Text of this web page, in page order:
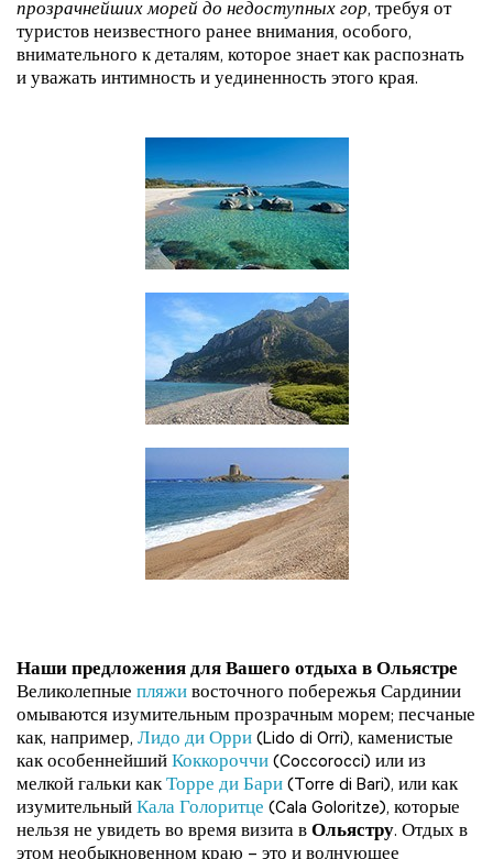
прозрачнейших морей до недоступных гор, требуя от
туристов неизвестного ранее внимания, особого,
внимательного к деталям, которое знает как распознать
и уважать интимность и уединенность этого края.
Наши предложения для Вашего отдыха в Ольястре
Великолепные пляжи восточного побережья Сардинии
омываются изумительным прозрачным морем; песчаные
как, например, Лидо ди Орри (Lido di Orri), каменистые
как особеннейший Коккороччи (Coccorocci) или из
мелкой гальки какТорре ди Бари (Torre di Bari), или как
изумительный Кала Голоритце (Cala Goloritze), которые
нельзя не увидеть во время визита в Ольястру. Отдых в